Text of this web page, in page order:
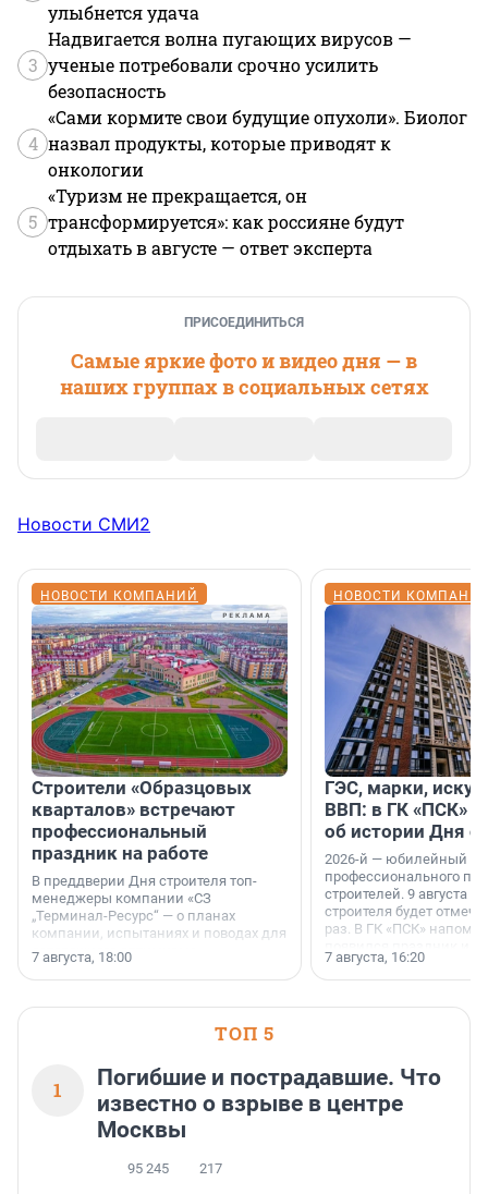
улыбнется удача
3
Надвигается волна пугающих вирусов —
ученые потребовали срочно усилить
безопасность
4
«Сами кормите свои будущие опухоли». Биолог
назвал продукты, которые приводят к
онкологии
5
«Туризм не прекращается, он
трансформируется»: как россияне будут
отдыхать в августе — ответ эксперта
ПРИСОЕДИНИТЬСЯ
Самые яркие фото и видео дня — в
наших группах в социальных сетях
Новости СМИ2
НОВОСТИ КОМПАНИЙ
Строители «Образцовых
кварталов» встречают
профессиональный
праздник на работе
В преддверии Дня строителя топ-
менеджеры компании «СЗ
„Терминал-Ресурс“ — о планах
компании, испытаниях и поводах для
осторожного оптимизма.
7 августа, 18:00
НОВОСТИ
ГЭС, марки,
ВВП: в ГК «ПСК»
об истории Дня
2026-й — юбилейный
профессионального
строителей. 9 августа
строителя будет
раз. В ГК «ПСК»
поменялась роль
7 августа, 16:20
ТОП 5
1
Погибшие и пострадавшие. Что
известно о взрыве в центре
Москвы
95 245 217